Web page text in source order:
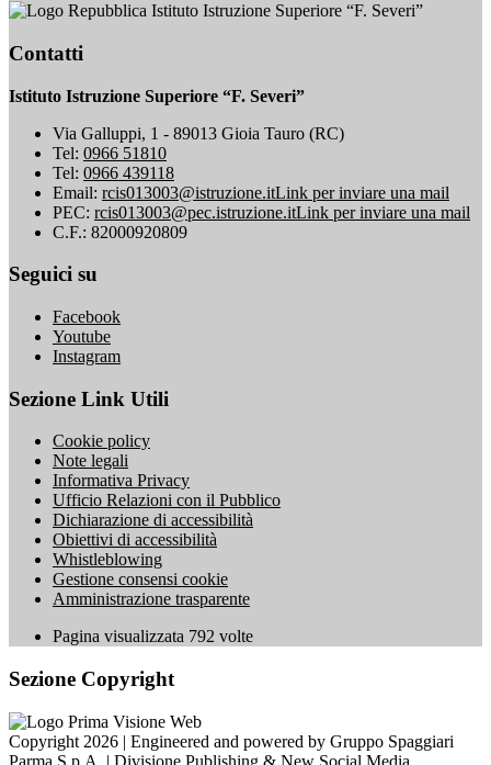
Istituto Istruzione Superiore “F. Severi”
Contatti
Istituto Istruzione Superiore “F. Severi”
Via Galluppi, 1 - 89013 Gioia Tauro (RC)
Tel: 0966 51810
Tel: 0966 439118
Email: rcis013003@istruzione.itLink per inviare una mail
PEC: rcis013003@pec.istruzione.itLink per inviare una mail
C.F.: 82000920809
Seguici su
Facebook
Youtube
Instagram
Sezione Link Utili
Cookie policy
Note legali
Informativa Privacy
Ufficio Relazioni con il Pubblico
Dichiarazione di accessibilità
Obiettivi di accessibilità
Whistleblowing
Gestione consensi cookie
Amministrazione trasparente
Pagina visualizzata 792 volte
Sezione Copyright
Copyright 2026 | Engineered and powered by Gruppo Spaggiari
Parma S.p.A. | Divisione Publishing & New Social Media